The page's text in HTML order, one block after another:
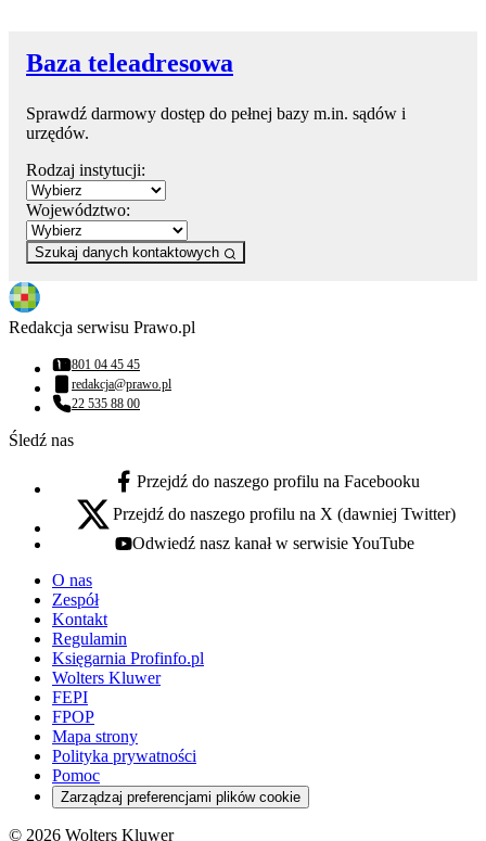
Baza teleadresowa
Sprawdź darmowy dostęp do pełnej bazy m.in. sądów i
urzędów.
Rodzaj instytucji:
Województwo:
Szukaj danych kontaktowych
Redakcja serwisu Prawo.pl
Numer telefonu:
801 04 45 45
Adres email:
redakcja@prawo.pl
Numer telefonu:
22 535 88 00
Śledź nas
facebook - otwiera się w nowej karcie
Przejdź do naszego profilu na Facebooku
x - otwiera się w nowej karcie
Przejdź do naszego profilu na X (dawniej Twitter)
youtube - otwiera się w nowej karcie
Odwiedź nasz kanał w serwisie YouTube
O nas
Zespół
Kontakt
Regulamin
Księgarnia Profinfo.pl
Wolters Kluwer
FEPI
FPOP
Mapa strony
Polityka prywatności
Pomoc
Zarządzaj preferencjami plików cookie
© 2026 Wolters Kluwer